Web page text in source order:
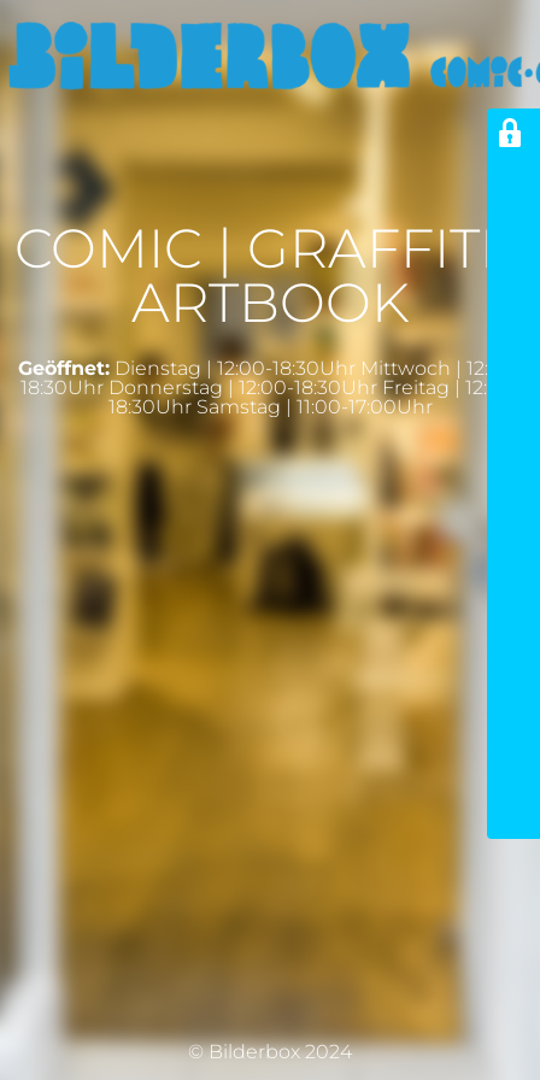
COMIC | GRAFFITI |
ARTBOOK
Geöffnet: Dienstag | 12:00-18:30Uhr Mittwoch | 12:00-
18:30Uhr Donnerstag | 12:00-18:30Uhr Freitag | 12:00-
18:30Uhr Samstag | 11:00-17:00Uhr
© Bilderbox 2024